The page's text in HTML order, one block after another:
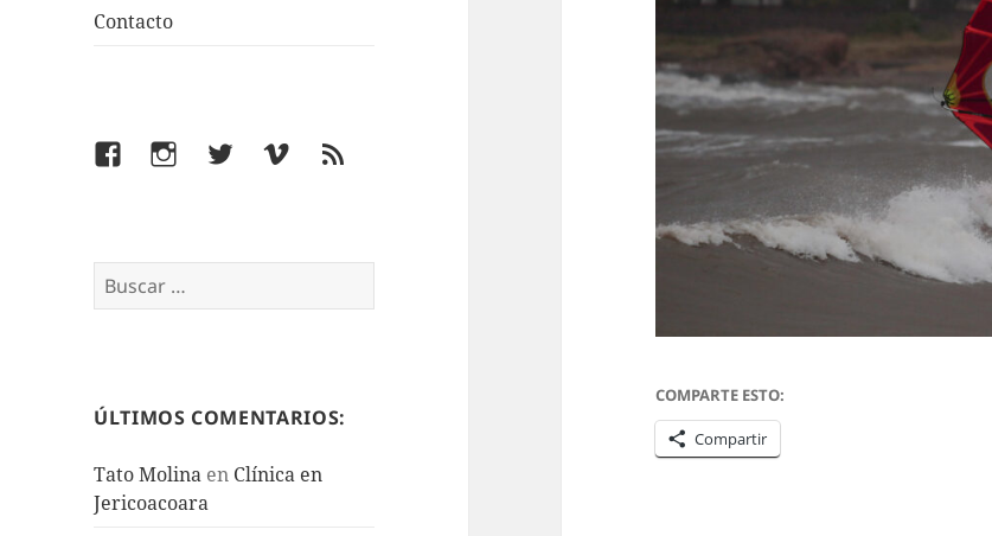
Contacto
FacebookInstagramTwitterVimeoFeed
Buscar:
ÚLTIMOS COMENTARIOS:
Tato Molina en Clínica en
Jericoacoara
COMPARTE ESTO:
Compartir